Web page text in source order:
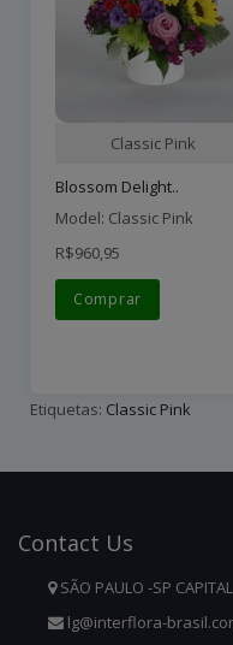
Classic Pink
Blossom Delight..
Model: Classic Pink
R$960,95
Comprar
Etiquetas: Classic Pink
Contact Us
SÃO PAULO -SP
lg@interflora-